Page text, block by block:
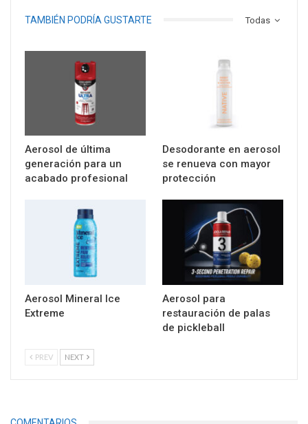
Todas
TAMBIÉN PODRÍA GUSTARTE
Aerosol de última
generación para un
acabado profesional
Desodorante en aerosol
se renueva con mayor
protección
Aerosol Mineral Ice
Extreme
Aerosol para
restauración de palas
de pickleball
PREV NEXT